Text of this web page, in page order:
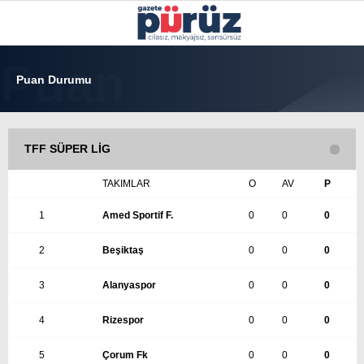
WhatsApp İhbar Hattı
32.4°
DIĞER
Puan Durumu
TFF SÜPER LIG
TAKIMLAR O AV P
1 Amed Sportif F. 0 0 0
2 Beşiktaş 0 0 0
3 Alanyaspor 0 0 0
4 Rizespor 0 0 0
5 Çorum Fk 0 0 0